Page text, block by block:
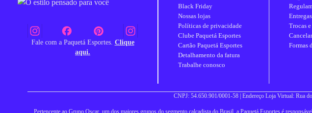
Fale com a Paquetá Esportes. Clique
aqui.
Black Friday
Nossas lojas
Políticas de privacidade
Clube Paquetá Esportes
Cartão Paquetá Esportes
Detalhamento da fatura
Trabalhe conosco
Entregas
Trocas
Formas
CNPJ: 54.650.901/0001-58 | Endereço Loja Virtual: Rua
Pertencente ao Grupo Oscar, um dos maiores grupos do segmento calçadista do Brasil, a Paquetá Esportes é